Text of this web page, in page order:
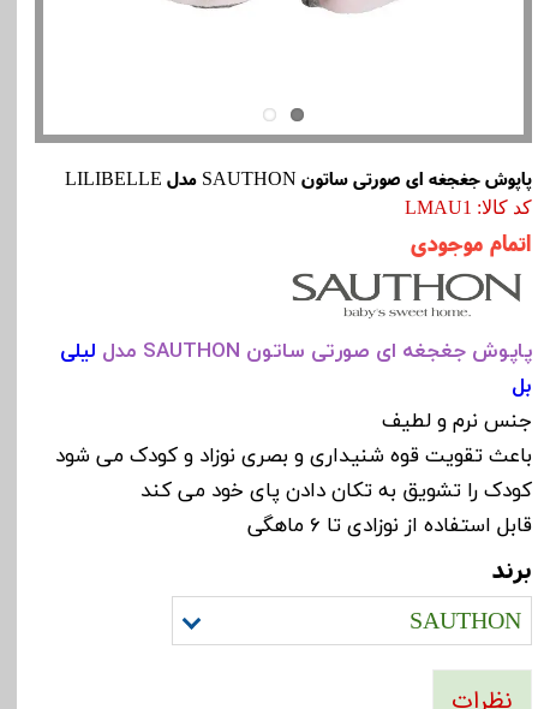
پاپوش جغجغه ای صورتی ساتون SAUTHON مدل LILIBELLE
کد کالا: LMAU1
اتمام موجودی
پاپوش جغجغه ای صورتی ساتون SAUTHON مدل
لیلی
بل
جنس نرم و لطیف
باعث تقویت قوه شنیداری و بصری نوزاد و کودک می شود
کودک را تشویق به تکان دادن پای خود می کند
قابل استفاده از نوزادی تا 6 ماهگی
برند
SAUTHON
نظرات